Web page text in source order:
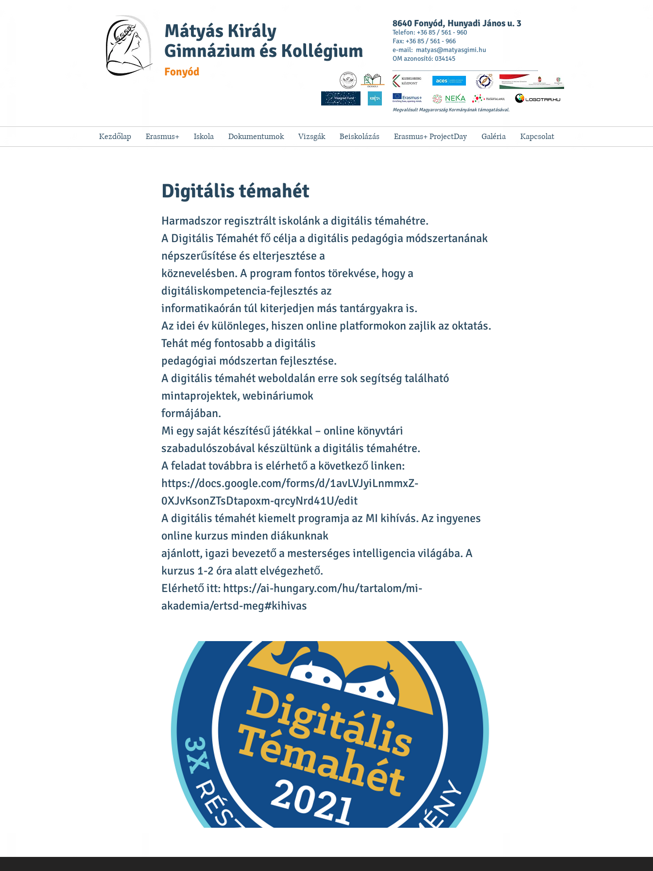
Mátyás Király
Gimnázium és Kollégium
Fonyód
8640 Fonyód, Hunyadi János u. 3
Telefon: +36 85 / 561 - 960
Fax: +36 85 / 561 - 966
e-mail: matyas@matyasgimi.hu
OM azonosító: 034145
Megvalósult Magyarország Kormányának támogatásával.
Kezdőlap Erasmus+ Iskola Dokumentumok Vizsgák Beiskolázás Erasmus+ ProjectDay Galéria Kapcsolat
Digitális témahét
Harmadszor regisztrált iskolánk a digitális témahétre.
A Digitális Témahét fő célja a digitális pedagógia módszertanának
népszerűsítése és elterjesztése a
köznevelésben. A program fontos törekvése, hogy a
digitáliskompetencia-fejlesztés az
informatikaórán túl kiterjedjen más tantárgyakra is.
Az idei év különleges, hiszen online platformokon zajlik az oktatás.
Tehát még fontosabb a digitális
pedagógiai módszertan fejlesztése.
A digitális témahét weboldalán erre sok segítség található
mintaprojektek, webináriumok
formájában.
Mi egy saját készítésű játékkal – online könyvtári
szabadulószobával készültünk a digitális témahétre.
A feladat továbbra is elérhető a következő linken:
https://docs.google.com/forms/d/1avLVJyiLnmmxZ-
0XJvKsonZTsDtapoxm-qrcyNrd41U/edit
A digitális témahét kiemelt programja az MI kihívás. Az ingyenes
online kurzus minden diákunknak
ajánlott, igazi bevezető a mesterséges intelligencia világába. A
kurzus 1-2 óra alatt elvégezhető.
Elérhető itt: https://ai-hungary.com/hu/tartalom/mi-
akademia/ertsd-meg#kihivas